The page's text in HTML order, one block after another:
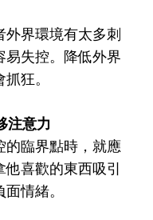
界環境有太多刺
失控。降低外界
狂。
注意力
的臨界點時，就應
喜歡的東西吸引
情緒。